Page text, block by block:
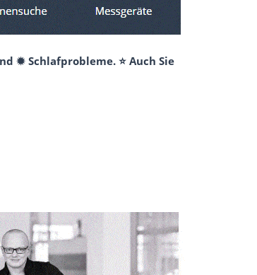
✹ Schlafprobleme. ⭐ Auch Sie